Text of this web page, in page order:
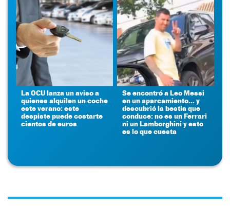
La OCU lanza un aviso a
quienes alquilen un coche
este verano: este
despiste puede costarte
cientos de euros
Se encontró a Leo Messi
en un aparcamiento... y
descubrió la bestia que
conduce: no es un Ferrari
ni un Lamborghini y esto
es lo que cuesta